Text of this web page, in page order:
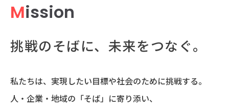
お問い合わせ
Mission
挑戦のそばに、未来をつなぐ。
私たちは、実現したい目標や社会のために挑戦する。
人・企業・地域の「そば」に寄り添い、